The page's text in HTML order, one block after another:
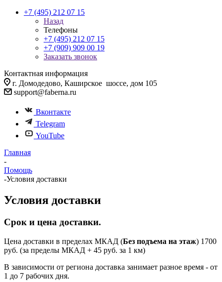
+7 (495) 212 07 15
Назад
Телефоны
+7 (495) 212 07 15
+7 (909) 909 00 19
Заказать звонок
Контактная информация
г. Домодедово, Каширское шоссе, дом 105
support@faberna.ru
Вконтакте
Telegram
YouTube
Главная
-
Помощь
-Условия доставки
Условия доставки
Срок и цена доставки.
Цена доставки в пределах МКАД (Без подъема на этаж) 1700
руб. (за пределы МКАД + 45 руб. за 1 км)
В зависимости от региона доставка занимает разное время - от
1 до 7 рабочих дня.